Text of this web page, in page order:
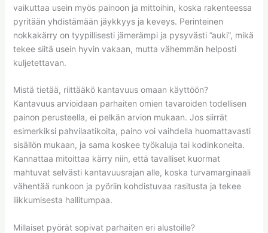
vaikuttaa usein myös painoon ja mittoihin, koska rakenteessa
pyritään yhdistämään jäykkyys ja keveys. Perinteinen
nokkakärry on tyypillisesti jämerämpi ja pysyvästi ”auki”, mikä
tekee siitä usein hyvin vakaan, mutta vähemmän helposti
kuljetettavan.
Mistä tietää, riittääkö kantavuus omaan käyttöön?
Kantavuus arvioidaan parhaiten omien tavaroiden todellisen
painon perusteella, ei pelkän arvion mukaan. Jos siirrät
esimerkiksi pahvilaatikoita, paino voi vaihdella huomattavasti
sisällön mukaan, ja sama koskee työkaluja tai kodinkoneita.
Kannattaa mitoittaa kärry niin, että tavalliset kuormat
mahtuvat selvästi kantavuusrajan alle, koska turvamarginaali
vähentää runkoon ja pyöriin kohdistuvaa rasitusta ja tekee
liikkumisesta hallitumpaa.
Millaiset pyörät sopivat parhaiten eri alustoille?